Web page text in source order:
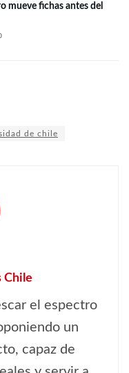
mueve fichas antes del
de chile
Chile
el espectro
un
capaz de